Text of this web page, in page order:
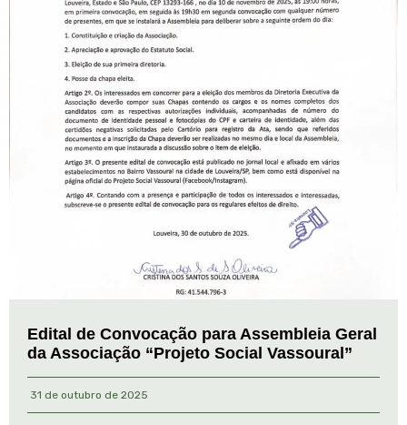
Edital de Convocação para Assembleia Geral
da Associação “Projeto Social Vassoural”
31 de outubro de 2025